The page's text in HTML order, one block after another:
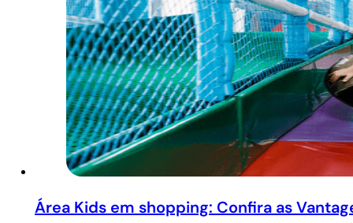
Área Kids em shopping: Confira as